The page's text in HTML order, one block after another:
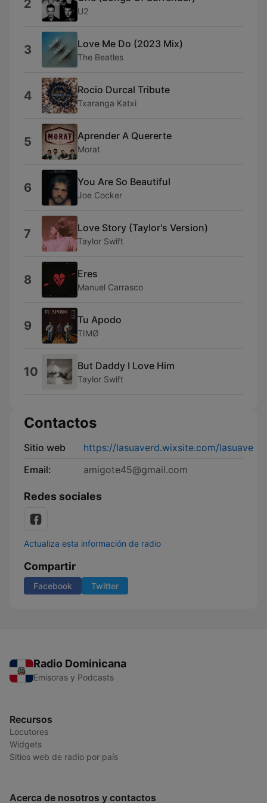
2 U2
3 Love Me Do (2023 Mix)
The Beatles
4 Rocio Durcal Tribute
Txaranga Katxi
5 Aprender A Quererte
Morat
6 You Are So Beautiful
Joe Cocker
7 Love Story (Taylor's Version)
Taylor Swift
8 Eres
Manuel Carrasco
9 Tu Apodo
TIMØ
10 But Daddy I Love Him
Taylor Swift
Contactos
Sitio web
https://lasuaverd.wixsite.com/lasuave
Email:
amigote45@gmail.com
Redes sociales
Actualiza esta información de radio
Compartir
Facebook Twitter
Radio Dominicana
Emisoras y Podcasts
Recursos
Locutores
Widgets
Sitios web de radio por país
Acerca de nosotros y contactos